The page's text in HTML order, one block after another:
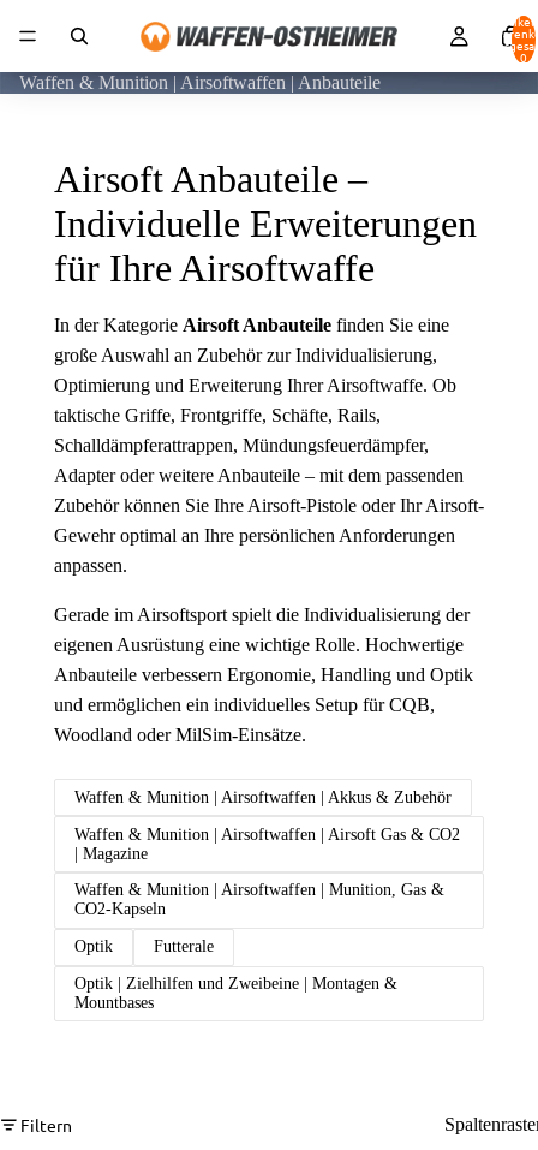
0
Waffen & Munition | Airsoftwaffen | Anbauteile
Airsoft Anbauteile –
Individuelle Erweiterungen
für Ihre Airsoftwaffe
In der Kategorie Airsoft Anbauteilefinden Sie eine
große Auswahl an Zubehör zur Individualisierung,
Optimierung und Erweiterung Ihrer Airsoftwaffe. Ob
taktische Griffe, Frontgriffe, Schäfte, Rails,
Schalldämpferattrappen, Mündungsfeuerdämpfer,
Adapter oder weitere Anbauteile – mit dem passenden
Zubehör können Sie Ihre Airsoft-Pistole oder Ihr Airsoft-
Gewehr optimal an Ihre persönlichen Anforderungen
anpassen.
Gerade im Airsoftsport spielt die Individualisierung der
eigenen Ausrüstung eine wichtige Rolle. Hochwertige
Anbauteile verbessern Ergonomie, Handling und Optik
und ermöglichen ein individuelles Setup für CQB,
Woodland oder MilSim-Einsätze.
Waffen & Munition | Airsoftwaffen | Akkus & Zubehör
Waffen & Munition | Airsoftwaffen | Airsoft Gas & CO2
| Magazine
Waffen & Munition | Airsoftwaffen | Munition, Gas &
CO2-Kapseln
Optik Futterale
Optik | Zielhilfen und Zweibeine | Montagen &
Mountbases
Filtern